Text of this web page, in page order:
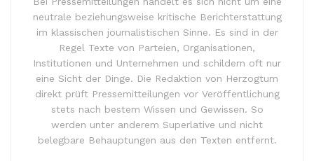
neutrale beziehungsweise kritische Berichterstattung
im klassischen journalistischen Sinne. Es sind in der
Regel Texte von Parteien, Organisationen,
Institutionen und Unternehmen und schildern oft nur
eine Sicht der Dinge. Die Redaktion von Herzogtum
direkt prüft Pressemitteilungen vor Veröffentlichung
stets nach bestem Wissen und Gewissen. So
werden unter anderem Superlative und nicht
belegbare Behauptungen aus den Texten entfernt.